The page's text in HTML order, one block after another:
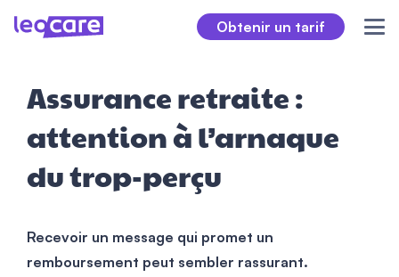
Obtenir un tarif
Assurance retraite :
attention à l’arnaque
du trop-perçu
Recevoir un message qui promet un
remboursement peut sembler rassurant.